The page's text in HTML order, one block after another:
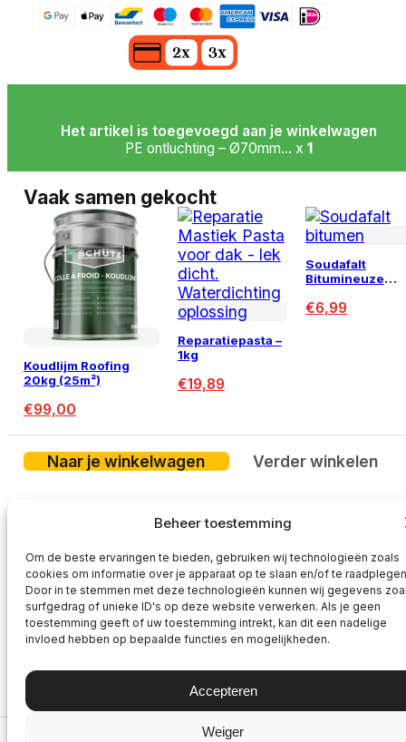
Beheer toestemming
Om de beste ervaringen te bieden, gebruiken wij technologieën zoals
cookies om informatie over je apparaat op te slaan en/of te
Door in te stemmen met deze technologieën kunnen wij gegevens
surfgedrag of unieke ID's op deze website verwerken. Als je geen
toestemming geeft of uw toestemming intrekt, kan dit een nadelige
invloed hebben op bepaalde functies en mogelijkheden.
Accepteren
Weiger
Het artikel is toegevoegd aan je winkelwagen
PE ontluchting – Ø70mm... x1
Vaak samen gekocht
Koudlijm Roofing
20kg (25m²)
€99,00
Reparatiepasta –
1kg
€19,89
Soudafalt
Bitumineuze
€6,99
Naar je winkelwagen Verder winkelen